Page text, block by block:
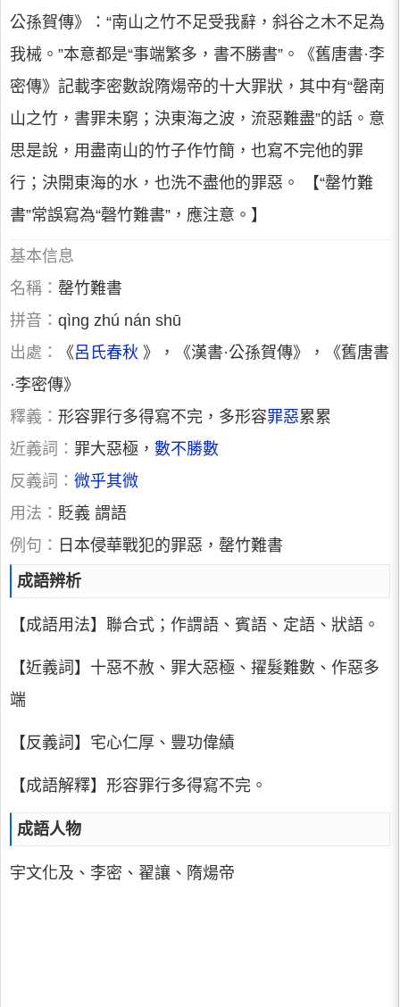
公孫賀傳》：“南山之竹不足受我辭，斜谷之木不足為
我械。”本意都是“事端繁多，書不勝書”。《舊唐書·李
密傳》記載李密數說隋煬帝的十大罪狀，其中有“罄南
山之竹，書罪未窮；決東海之波，流惡難盡”的話。意
思是說，用盡南山的竹子作竹簡，也寫不完他的罪
行；決開東海的水，也洗不盡他的罪惡。 【“罄竹難
書”常誤寫為“磬竹難書”，應注意。】
基本信息
名稱： 罄竹難書
拼音： qìng zhú nán shū
出處：
《呂氏春秋 》，《漢書·公孫賀傳》，《舊唐書
·李密傳》
釋義： 形容罪行多得寫不完，多形容罪惡累累
近義詞： 罪大惡極， 數不勝數
反義詞： 微乎其微
用法： 貶義 謂語
例句： 日本侵華戰犯的罪惡，罄竹難書
成語辨析
【成語用法】聯合式；作謂語、賓語、定語、狀語。
【近義詞】十惡不赦、罪大惡極、擢髮難數、作惡多
端
【反義詞】宅心仁厚、豐功偉績
【成語解釋】形容罪行多得寫不完。
成語人物
宇文化及、李密、翟讓、隋煬帝